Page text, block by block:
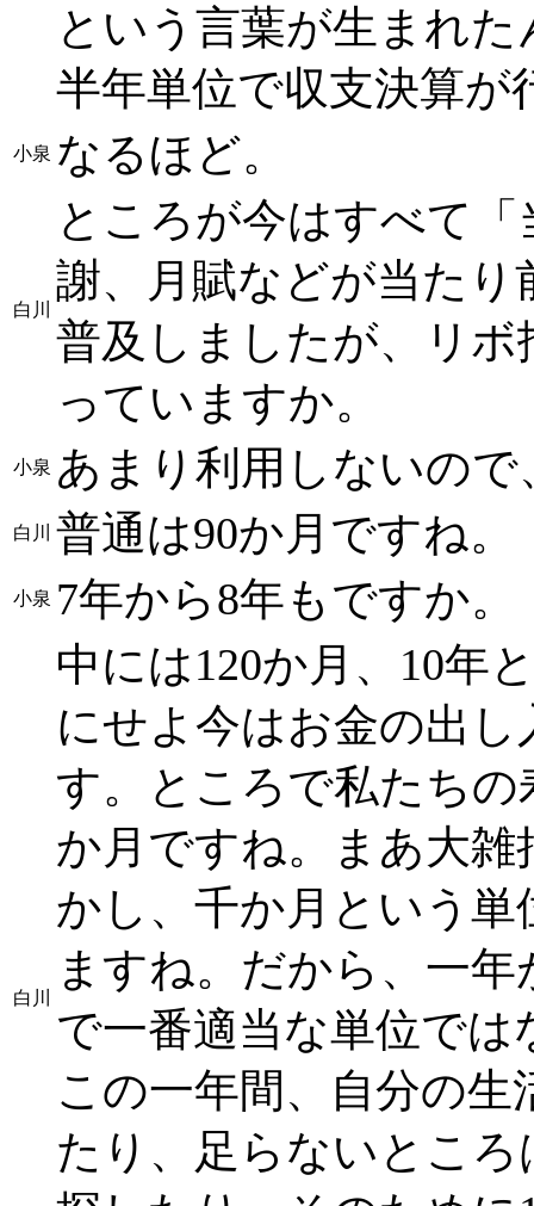
という言葉が生まれ
半年単位で収支決算
小泉 なるほど。
白川
ところが今はすべて
謝、月賦などが当た
普及しましたが、リ
っていますか。
小泉 あまり利用しないの
白川 普通は90か月ですね。
小泉 7年から8年もですか。
白川
中には120か月、10年
にせよ今はお金の出
す。ところで私たちの
か月ですね。まあ大
かし、千か月という
ますね。だから、一
で一番適当な単位で
この一年間、自分の
たり、足らないとこ